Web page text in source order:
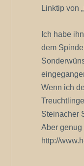
Linktip von
Ich habe
dem
Wenn ich
Steinacher
Aber genug
http://